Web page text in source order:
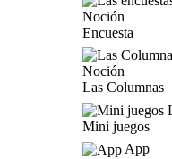
Encuesta
Las Columnas
Mini juegos
App